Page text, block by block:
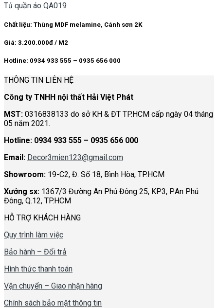
Tủ quần áo QA019
Chất liệu: Thùng MDF melamine, Cánh sơn 2K
Giá: 3.200.000đ / M2
Hotline: 0934 933 555 – 0935 656 000
THÔNG TIN LIÊN HỆ
Công ty TNHH nội thất Hải Việt Phát
MST: 0316838133 do sở KH & ĐT TP.HCM cấp ngày 04 tháng
05 năm 2021.
Hotline: 0934 933 555 – 0935 656 000
Email: Decor3mien123@gmail.com
Showroom: 19-C2, Đ. Số 18, Bình Hòa, TP.HCM
Xưởng sx: 1367/3 Đường An Phú Đông 25, KP3, P.An Phú
Đông, Q.12, TP.HCM
HỖ TRỢ KHÁCH HÀNG
Quy trình làm việc
Bảo hành – Đổi trả
Hình thức thanh toán
Vận chuyển – Giao nhận hàng
Chính sách bảo mật thông tin